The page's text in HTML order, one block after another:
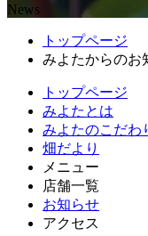
News
トップページ
みよたからのお
トップページ
みよたとは
みよたのこだわ
畑だより
メニュー
店舗一覧
お知らせ
アクセス